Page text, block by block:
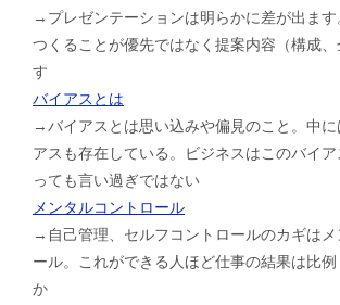
→プレゼンテーションは明らかに差が出ます
つくることが優先ではなく提案内容（構成
す
バイアスとは
→バイアスとは思い込みや偏見のこと。中に
アスも存在している。ビジネスはこのバイ
っても言い過ぎではない
メンタルコントロール
→自己管理、セルフコントロールのカギはメ
ール。これができる人ほど仕事の結果は比
か